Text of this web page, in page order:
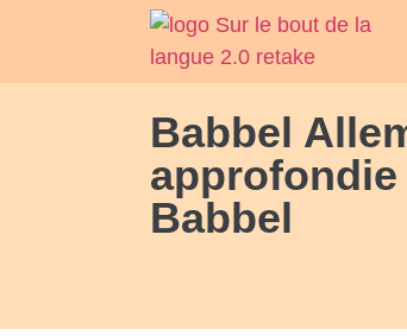
Babbel
approfondie
Babbel